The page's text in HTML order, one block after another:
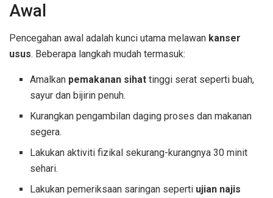
Awal
Pencegahan awal adalah kunci utama melawan kanser
usus. Beberapa langkah mudah termasuk:
Amalkan pemakanan sihat tinggi serat seperti buah,
sayur dan bijirin penuh.
Kurangkan pengambilan daging proses dan makanan
segera.
Lakukan aktiviti fizikal sekurang-kurangnya 30 minit
sehari.
Lakukan pemeriksaan saringan seperti ujian najis